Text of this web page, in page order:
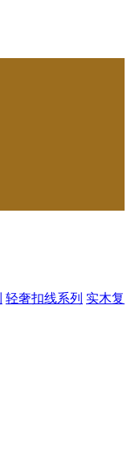
轻奢扣线系列 实木复